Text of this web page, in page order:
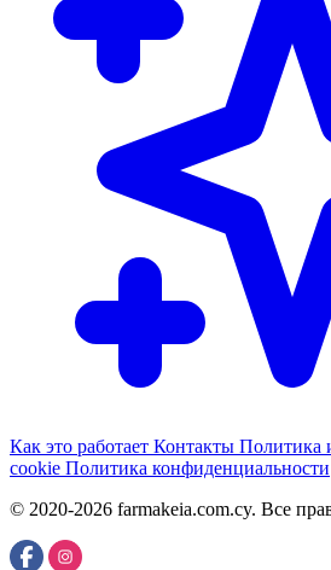
Как это работает Контакты Политика
cookie Политика конфиденциальности
© 2020-2026 farmakeia.com.cy. Все